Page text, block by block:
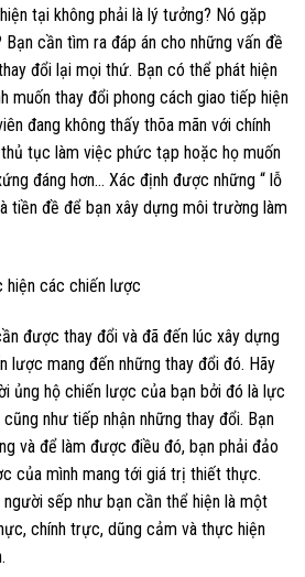
tại không phải là lý tưởng? Nó gặp
Bạn cần tìm ra đáp án cho những vấn đề
đổi lại mọi thứ. Bạn có thể phát hiện
muốn thay đổi phong cách giao tiếp hiện
đang không thấy thõa mãn với chính
tục làm việc phức tạp hoặc họ muốn
đáng hơn… Xác định được những “ lỗ
tiền đề để bạn xây dựng môi trường làm
hiện các chiến lược
được thay đổi và đã đến lúc xây dựng
lược mang đến những thay đổi đó. Hãy
ủng hộ chiến lược của bạn bởi đó là lực
như tiếp nhận những thay đổi. Bạn
và để làm được điều đó, bạn phải đảo
của mình mang tới giá trị thiết thực.
sếp như bạn cần thể hiện là một
chính trực, dũng cảm và thực hiện